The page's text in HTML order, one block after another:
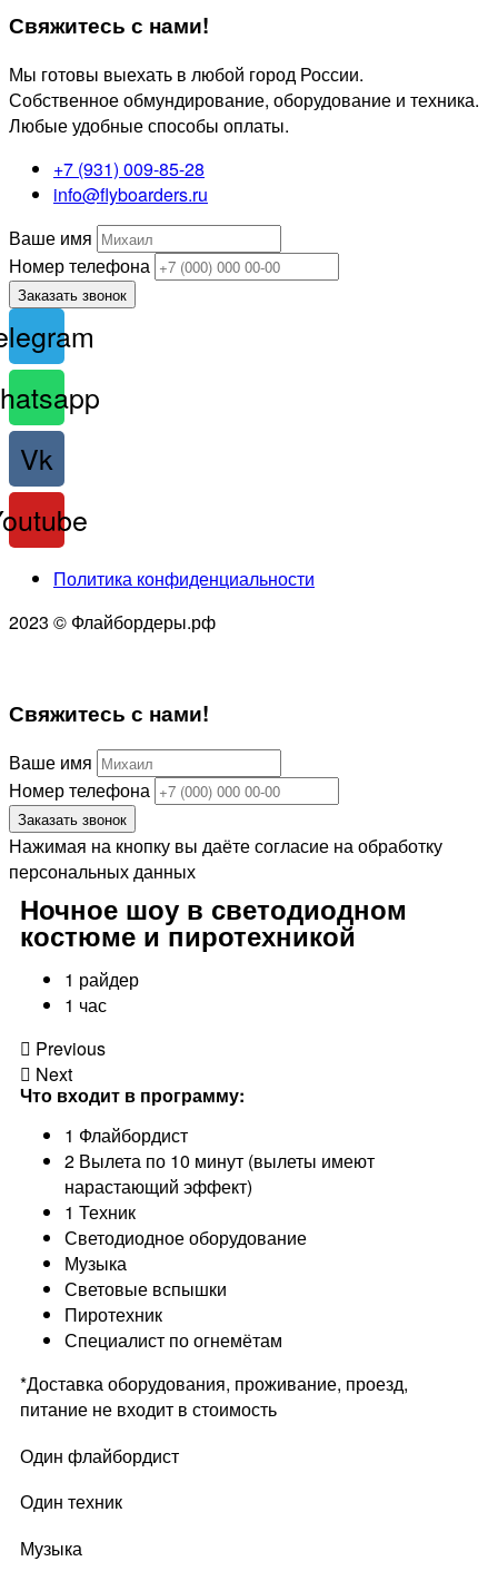
Свяжитесь с нами!
Мы готовы выехать в любой город России.
Собственное обмундирование, оборудование и техника.
Любые удобные способы оплаты.
+7 (931) 009-85-28
info@flyboarders.ru
Ваше имя
Номер телефона
Заказать звонок
Vk
Политика конфиденциальности
2023 © Флайбордеры.рф
Свяжитесь с нами!
Ваше имя
Номер телефона
Заказать звонок
Нажимая на кнопку вы даёте согласие на обработку
персональных данных
Ночное шоу в светодиодном
костюме и пиротехникой
1 райдер
1 час
Previous
Next
Что входит в программу:
1 Флайбордист
2 Вылета по 10 минут (вылеты имеют
нарастающий эффект)
1 Техник
Светодиодное оборудование
Музыка
Световые вспышки
Пиротехник
Специалист по огнемётам
*Доставка оборудования, проживание, проезд,
питание не входит в стоимость
Один флайбордист
Один техник
Музыка